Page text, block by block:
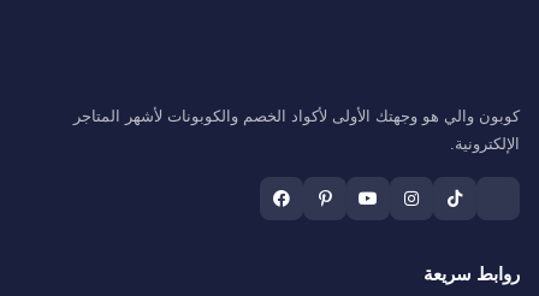
كوبون والي هو وجهتك الأولى لأكواد الخصم والكوبونات لأشهر المتاجر
الإلكترونية.
روابط سريعة